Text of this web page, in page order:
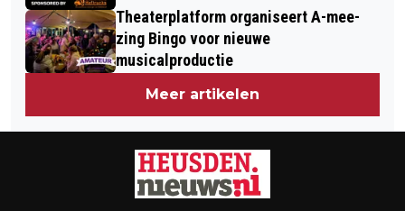
Theaterplatform organiseert A-mee-
zing Bingo voor nieuwe
musicalproductie
Meer artikelen